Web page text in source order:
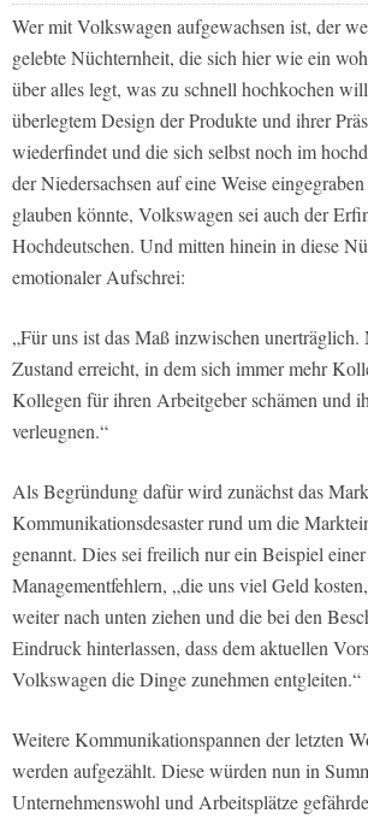
Wer mit Volkswagen aufgewachsen ist, der
gelebte Nüchternheit, die sich hier wie ein
über alles legt, was zu schnell hochkochen
überlegtem Design der Produkte und ihrer
wiederfindet und die sich selbst noch im
der Niedersachsen auf eine Weise
glauben könnte, Volkswagen sei auch der
Hochdeutschen. Und mitten hinein in diese
emotionaler Aufschrei:
„Für uns ist das Maß inzwischen
Zustand erreicht, in dem sich immer mehr
Kollegen für ihren Arbeitgeber schämen und
verleugnen.“
Als Begründung dafür wird zunächst das
Kommunikationsdesaster rund um die
genannt. Dies sei freilich nur ein Beispiel
Managementfehlern, „die uns viel Geld
weiter nach unten ziehen und die bei den
Eindruck hinterlassen, dass dem aktuellen
Volkswagen die Dinge zunehmen entgleiten.“
Weitere Kommunikationspannen der letzten
werden aufgezählt. Diese würden nun in
Unternehmenswohl und Arbeitsplätze